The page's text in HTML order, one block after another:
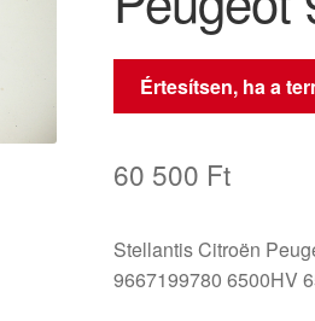
Értesítsen, ha a
60 500 Ft
Stellantis Citroën
9667199780 6500HV